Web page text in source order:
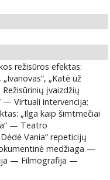
režisūros efektas:
„Katė už
įvaizdžių
— Virtuali intervencija:
„Ilga kaip šimtmečiai
— Teatro
Vania“ repeticijų
medžiaga —
— Filmografija —